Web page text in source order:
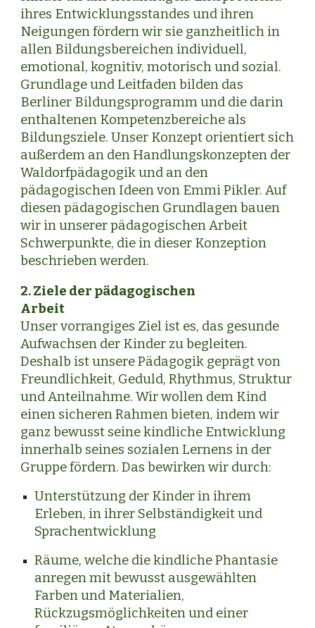
ihres Entwicklungsstandes und ihren
Neigungen fördern wir sie ganzheitlich in
allen Bildungsbereichen individuell,
emotional, kognitiv, motorisch und sozial.
Grundlage und Leitfaden bilden das
Berliner Bildungsprogramm und die darin
enthaltenen Kompetenzbereiche als
Bildungsziele. Unser Konzept orientiert sich
außerdem an den Handlungskonzepten der
Waldorfpädagogik und an den
pädagogischen Ideen von Emmi Pikler. Auf
diesen pädagogischen Grundlagen bauen
wir in unserer pädagogischen Arbeit
Schwerpunkte, die in dieser Konzeption
beschrieben werden.
2. Ziele der pädagogischen
Arbeit
Unser vorrangiges Ziel ist es, das gesunde
Aufwachsen der Kinder zu begleiten.
Deshalb ist unsere Pädagogik geprägt von
Freundlichkeit, Geduld, Rhythmus, Struktur
und Anteilnahme. Wir wollen dem Kind
einen sicheren Rahmen bieten, indem wir
ganz bewusst seine kindliche Entwicklung
innerhalb seines sozialen Lernens in der
Gruppe fördern. Das bewirken wir durch:
Unterstützung der Kinder in ihrem
Erleben, in ihrer Selbständigkeit und
Sprachentwicklung
Räume, welche die kindliche Phantasie
anregen mit bewusst ausgewählten
Farben und Materialien,
Rückzugsmöglichkeiten und einer